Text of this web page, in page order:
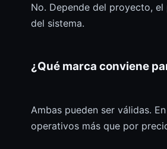
No. Depende del proyecto,
del sistema.
¿Qué marca conviene
Ambas pueden ser válidas.
operativos más que por